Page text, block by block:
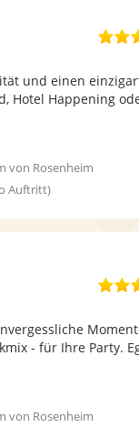
und einen
Hotel Happening
von Rosenheim
Auftritt)
- für Ihre Party.
von Rosenheim